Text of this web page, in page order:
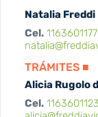
Natalia Freddi
Cel. 1163601177
TRÁMITES ■
Alicia Rugolo
Cel. 1163601123